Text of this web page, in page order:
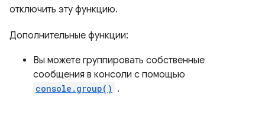
отключить эту функцию.
Дополнительные функции:
Вы можете группировать собственные
сообщения в консоли с помощью
console.group() .